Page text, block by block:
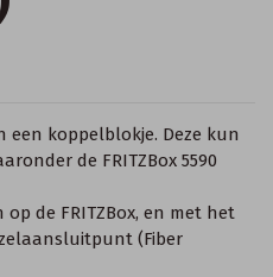
een koppelblokje. Deze kun
de FRITZBox 5590
op de FRITZBox, en met het
(Fiber